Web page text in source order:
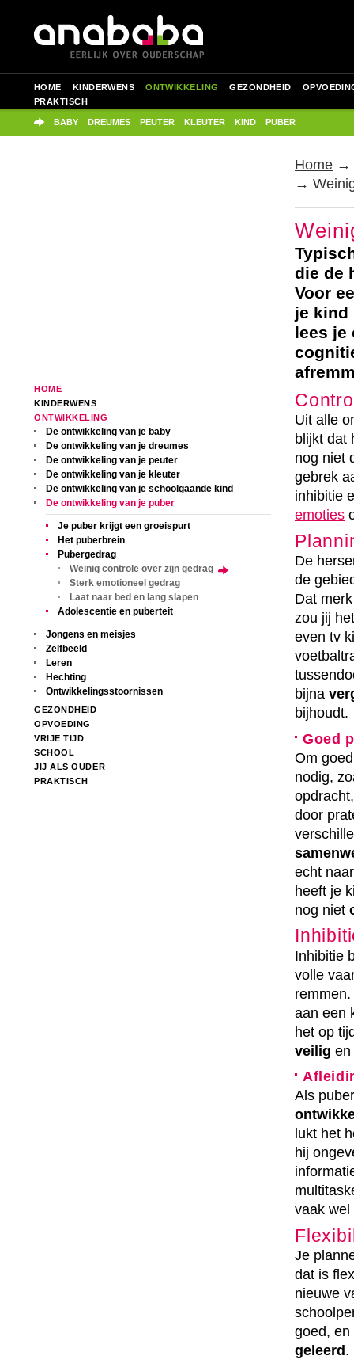
HOME KINDERWENS ONTWIKKELING GEZONDHEID
PRAKTISCH
BABY DREUMES PEUTER KLEUTER KIND PUBER
HOME
KINDERWENS
ONTWIKKELING
De ontwikkeling van je baby
De ontwikkeling van je dreumes
De ontwikkeling van je peuter
De ontwikkeling van je kleuter
De ontwikkeling van je schoolgaande kind
De ontwikkeling van je puber
Je puber krijgt een groeispurt
Het puberbrein
Pubergedrag
Weinig controle over zijn gedrag
Sterk emotioneel gedrag
Laat naar bed en lang slapen
Adolescentie en puberteit
Jongens en meisjes
Zelfbeeld
Leren
Hechting
Ontwikkelingsstoornissen
GEZONDHEID
OPVOEDING
VRIJE TIJD
SCHOOL
JIJ ALS OUDER
PRAKTISCH
Home →
→
die de
Voor
je kind
lees je
Uit alle
blijkt dat
nog niet
gebrek
inhibitie
emoties
De
de
Dat
zou jij
even tv
bijna
bijhoudt.
Goed
Om
nodig,
door
echt
heeft je
nog niet
Inhibitie
volle
aan een
het op
veilig en
Als
lukt het
hij
vaak wel
Je
dat is
nieuwe
goed, en
geleerd .